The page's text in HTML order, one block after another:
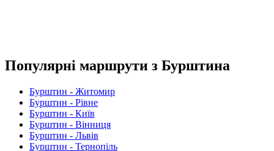
Популярні маршрути з Бурштина
Бурштин - Житомир
Бурштин - Рівне
Бурштин - Київ
Бурштин - Вінниця
Бурштин - Львів
Бурштин - Тернопіль